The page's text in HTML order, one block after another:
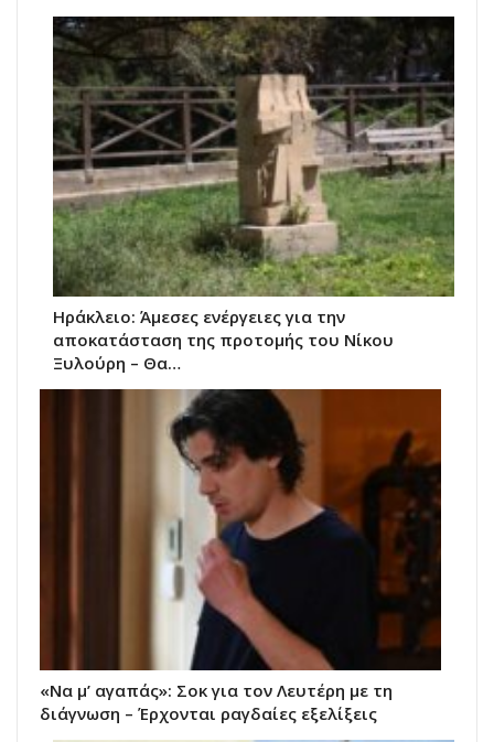
Ηράκλειο: Άμεσες ενέργειες για την
αποκατάσταση της προτομής του Νίκου
Ξυλούρη – Θα…
«Να μ’ αγαπάς»: Σοκ για τον Λευτέρη με τη
διάγνωση – Έρχονται ραγδαίες εξελίξεις